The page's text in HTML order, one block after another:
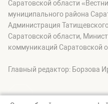
Саратовской области
муниципального района
Администрация
Саратовской области,
коммуникаций Саратовской
Главный редактор: Борзова